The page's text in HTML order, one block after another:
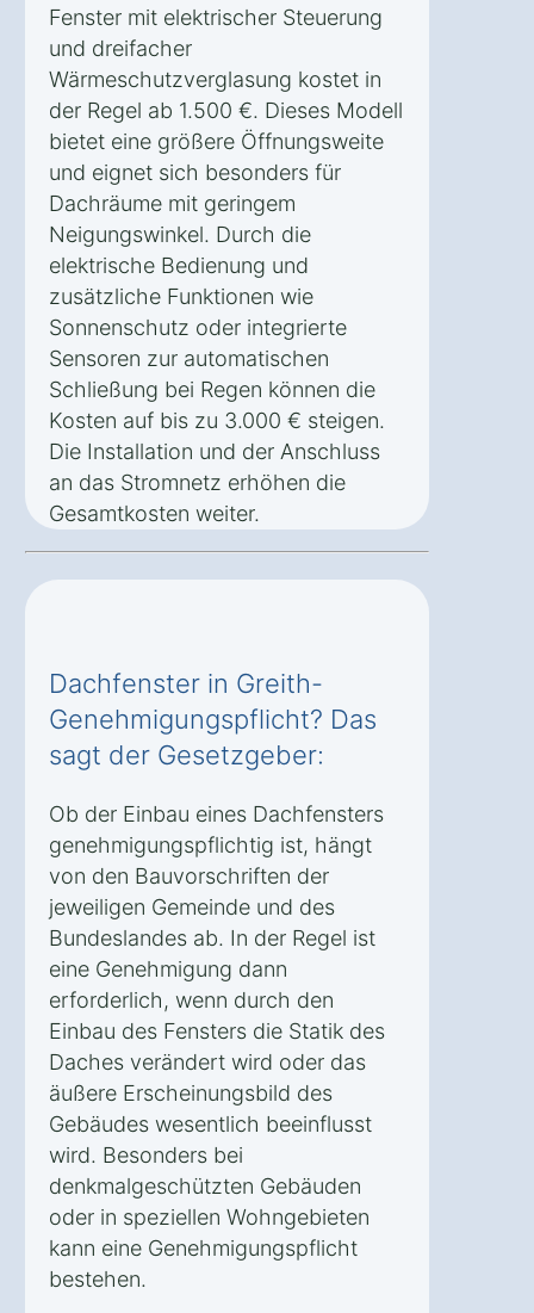
Fenster mit elektrischer Steuerung
und dreifacher
Wärmeschutzverglasung kostet in
der Regel ab 1.500 €. Dieses Modell
bietet eine größere Öffnungsweite
und eignet sich besonders für
Dachräume mit geringem
Neigungswinkel. Durch die
elektrische Bedienung und
zusätzliche Funktionen wie
Sonnenschutz oder integrierte
Sensoren zur automatischen
Schließung bei Regen können die
Kosten auf bis zu 3.000 € steigen.
Die Installation und der Anschluss
an das Stromnetz erhöhen die
Gesamtkosten weiter.
Dachfenster in Greith-
Genehmigungspflicht? Das
sagt der Gesetzgeber:
Ob der Einbau eines Dachfensters
genehmigungspflichtig ist, hängt
von den Bauvorschriften der
jeweiligen Gemeinde und des
Bundeslandes ab. In der Regel ist
eine Genehmigung dann
erforderlich, wenn durch den
Einbau des Fensters die Statik des
Daches verändert wird oder das
äußere Erscheinungsbild des
Gebäudes wesentlich beeinflusst
wird. Besonders bei
denkmalgeschützten Gebäuden
oder in speziellen Wohngebieten
kann eine Genehmigungspflicht
bestehen.